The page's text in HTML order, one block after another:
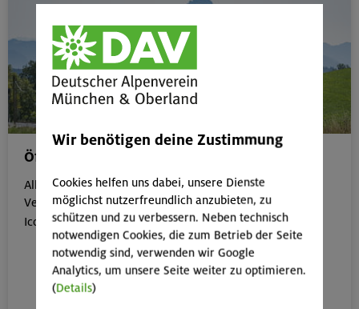
Öffentliche Anreise
Alle Veranstaltungen, die gut mit öffentlichen
Verkehrsmitteln erreichbar sind, erkennst du an dem
Icon: 
Wir benötigen deine Zustimmung
Cookies helfen uns dabei, unsere Dienste
möglichst nutzerfreundlich anzubieten, zu
schützen und zu verbessern. Neben technisch
notwendigen Cookies, die zum Betrieb der Seite
notwendig sind, verwenden wir Google
Analytics, um unsere Seite weiter zu optimieren.
(Details)